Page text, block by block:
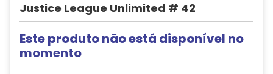
Justice League Unlimited # 42
Este produto não está disponível no
momento